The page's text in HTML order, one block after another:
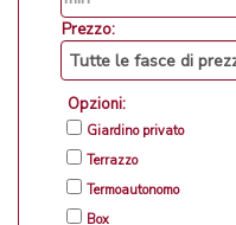
Prezzo:
Opzioni:
Giardino privato
Terrazzo
Termoautonomo
Box